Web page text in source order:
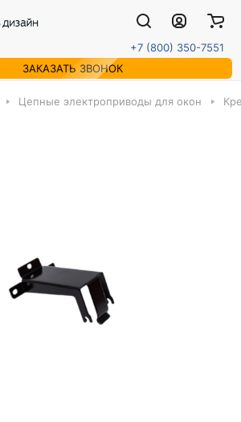
+7 (800) 350-7551
ЗАКАЗАТЬ ЗВОНОК
Цепные электроприводы для окон